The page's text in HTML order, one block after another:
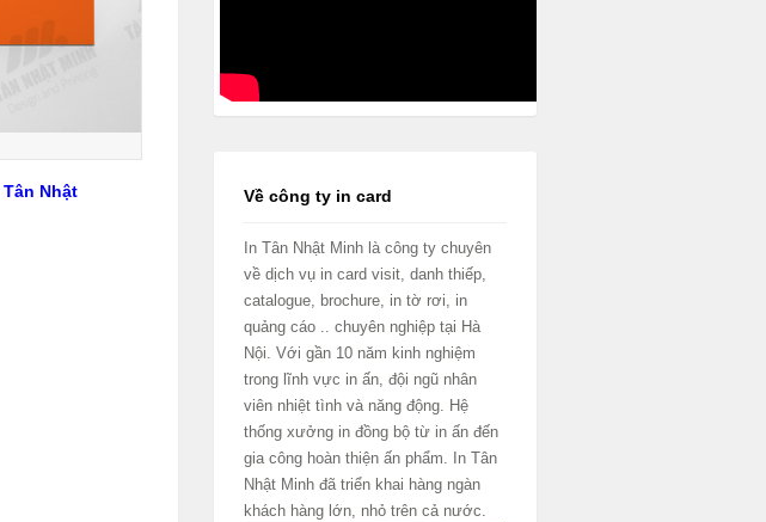
Tân Nhật
Về công ty in card
In Tân Nhật Minh là công ty chuyên
về dịch vụ in card visit, danh thiếp,
catalogue, brochure, in tờ rơi, in
quảng cáo .. chuyên nghiệp tại Hà
Nội. Với gần 10 năm kinh nghiệm
trong lĩnh vực in ấn, đội ngũ nhân
viên nhiệt tình và năng động. Hệ
thống xưởng in đồng bộ từ in ấn đến
gia công hoàn thiện ấn phẩm. In Tân
Nhật Minh đã triển khai hàng ngàn
khách hàng lớn, nhỏ trên cả nước.